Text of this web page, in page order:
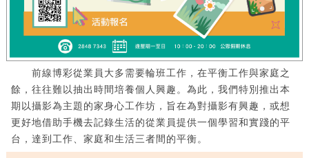
前線博彩從業員大多需要輪班工作，在平衡工作與家庭之
餘，往往難以抽出時間培養個人興趣。為此，我們特別推出本
期以攝影為主題的家身心工作坊，旨在為對攝影有興趣，或想
更好地借助手機去記錄生活的從業員提供一個學習和實踐的平
台，達到工作、家庭和生活三者間的平衡。